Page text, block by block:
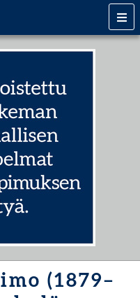
(1879–